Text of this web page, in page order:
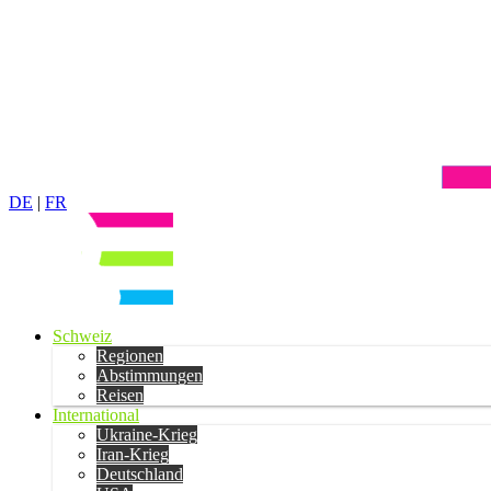
DE | FR
Schweiz
Regionen
Abstimmungen
Reisen
International
Ukraine-Krieg
Iran-Krieg
Deutschland